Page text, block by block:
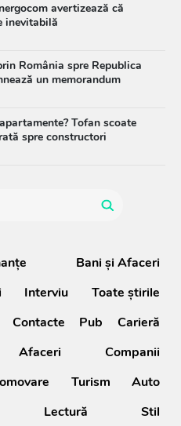
avertizează că
inevitabilă
România spre Republica
un memorandum
Tofan scoate
spre constructori
Bani și Afaceri
Interviu
Toate știrile
Contacte Pub
Carieră
Afaceri
Companii
Turism
Auto
Lectură Stil